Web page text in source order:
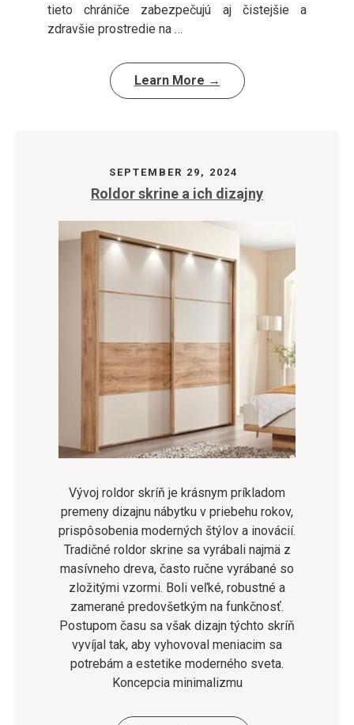
tieto chrániče zabezpečujú aj čistejšie a
zdravšie prostredie na …
Learn More →
SEPTEMBER 29, 2024
Roldor skrine a ich dizajny
Vývoj roldor skríň je krásnym príkladom
premeny dizajnu nábytku v priebehu rokov,
prispôsobenia moderných štýlov a inovácií.
Tradičné roldor skrine sa vyrábali najmä z
masívneho dreva, často ručne vyrábané so
zložitými vzormi. Boli veľké, robustné a
zamerané predovšetkým na funkčnosť.
Postupom času sa však dizajn týchto skríň
vyvíjal tak, aby vyhovoval meniacim sa
potrebám a estetike moderného sveta.
Koncepcia minimalizmu